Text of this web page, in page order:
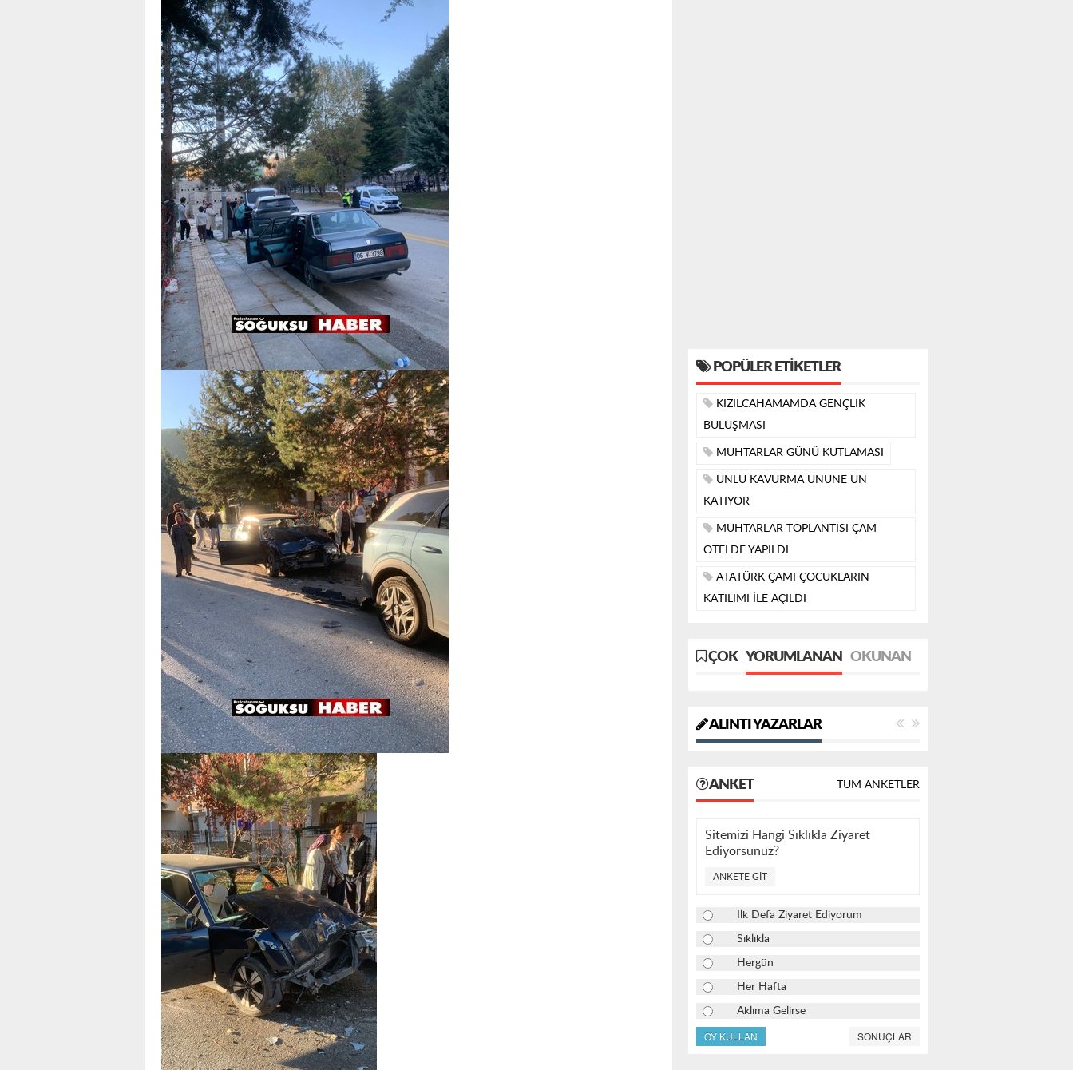
POPÜLER ETIKETLER
KIZILCAHAMAMDA GENÇLİK
BULUŞMASI
MUHTARLAR GÜNÜ KUTLAMASI
ÜNLÜ KAVURMA ÜNÜNE ÜN
KATIYOR
MUHTARLAR TOPLANTISI ÇAM
OTELDE YAPILDI
ATATÜRK ÇAMI ÇOCUKLARIN
KATILIMI İLE AÇILDI
ÇOK YORUMLANAN OKUNAN
ALINTI YAZARLAR
ANKET TÜM ANKETLER
Sitemizi Hangi Sıklıkla Ziyaret
Ediyorsunuz?
ANKETE GIT
İlk Defa Ziyaret Ediyorum
Sıklıkla
Hergün
Her Hafta
Aklıma Gelirse
OY KULLAN SONUÇLAR